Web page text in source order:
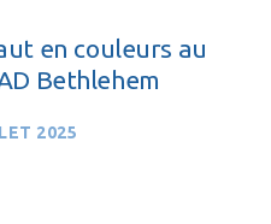
en couleurs au
Bethlehem
2025